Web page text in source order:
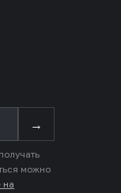
→
можно
на